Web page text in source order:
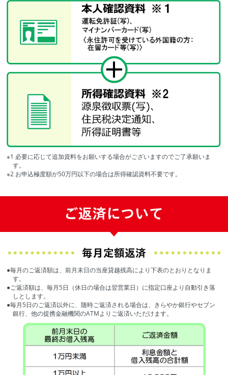
※1 必要に応じて追加資料をお願いする場合がございますのでご了承願いま
す。
※2 お申込極度額が50万円以下の場合は所得確認資料不要です。
●毎月のご返済額は、前月末日の当座貸越残高により下表のとおりとなりま
す。
●ご返済額は、毎月5日（休日の場合は翌営業日）に指定口座より自動引き落
しとします。
●毎月5日のご返済以外に、随時ご返済される場合は、きらやか銀行やセブン
銀行、他の提携金融機関のATMよりご返済いただけます。